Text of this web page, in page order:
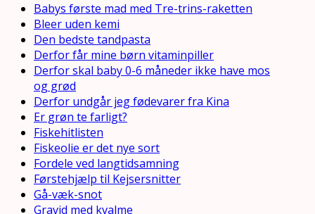
Babys første mad med Tre-trins-raketten
Bleer uden kemi
Den bedste tandpasta
Derfor får mine børn vitaminpiller
Derfor skal baby 0-6 måneder ikke have mos
og grød
Derfor undgår jeg fødevarer fra Kina
Er grøn te farligt?
Fiskehitlisten
Fiskeolie er det nye sort
Fordele ved langtidsamning
Førstehjælp til Kejsersnitter
Gå-væk-snot
Gravid med kvalme